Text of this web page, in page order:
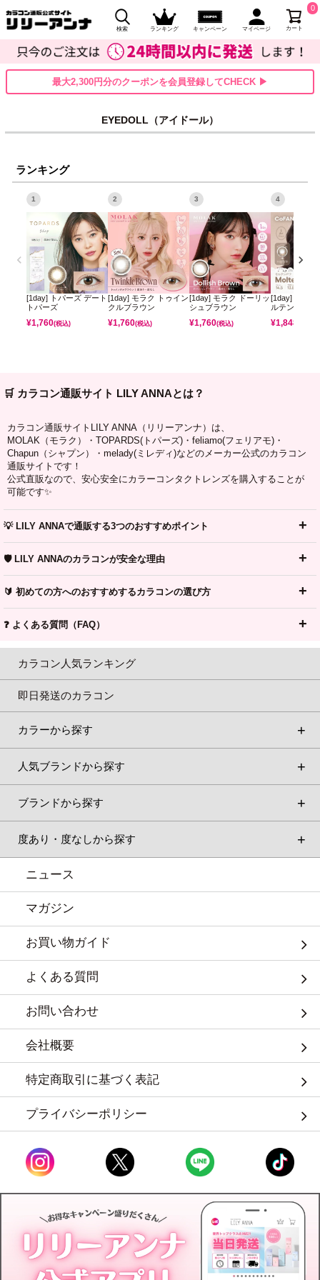
検索 ランキング キャンペーン マイページ カート
0
最大2,300円分のクーポンを会員登録してCHECK ▶
EYEDOLL（アイドール）
ランキング
1
[1day] トパーズ デート
トパーズ
¥1,760(税込)
2
[1day] モラク トゥイン
クルブラウン
¥1,760(税込)
3
[1day] モラク ドーリッ
シュブラウン
¥1,760(税込)
4
[1day] コファ
ルテンパフ
¥1,848
🛒 カラコン通販サイト LILY ANNAとは？
カラコン通販サイトLILY ANNA（リリーアンナ）は、
MOLAK（モラク）・TOPARDS(トパーズ)・feliamo(フェリアモ)・
Chapun（シャプン）・melady(ミレディ)などのメーカー公式のカラコン
通販サイトです！
公式直販なので、安心安全にカラーコンタクトレンズを購入することが
可能です✨
💡 LILY ANNAで通販する3つのおすすめポイント
🛡️ LILY ANNAのカラコンが安全な理由
🔰 初めての方へのおすすめするカラコンの選び方
❓ よくある質問（FAQ）
カラコン人気ランキング
即日発送のカラコン
カラーから探す
人気ブランドから探す
ブランドから探す
度あり・度なしから探す
ニュース
マガジン
お買い物ガイド
よくある質問
お問い合わせ
会社概要
特定商取引に基づく表記
プライバシーポリシー